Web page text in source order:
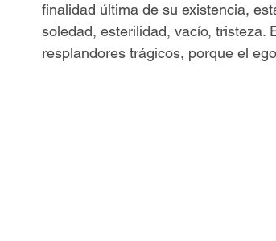
Pentecostés El Arte de Ser Feliz
finalidad última de su existencia,
soledad, esterilidad, vacío, tristeza.
resplandores trágicos, porque el